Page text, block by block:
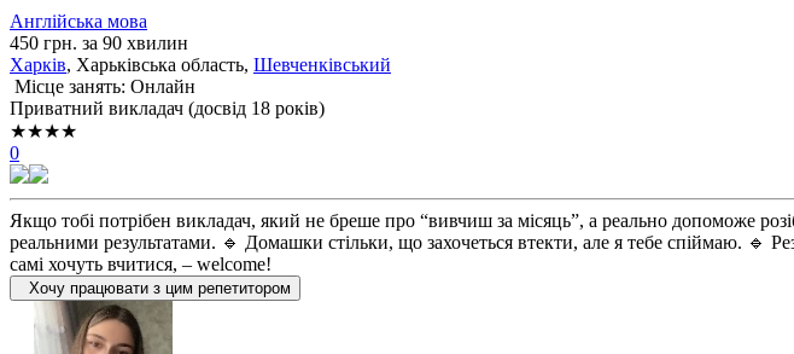
Англійська мова
450 грн. за 90 хвилин
Харків, Харьківська область, Шевченківський
Місце занять: Онлайн
Приватний викладач (досвід 18 років)
★★★★
0
Якщо тобі потрібен викладач, який не бреше про “вивчиш за місяць”, а реально допоможе
реальними результатами. 🔹 Домашки стільки, що захочеться втекти, але я тебе спіймаю. 🔹
самі хочуть вчитися, – welcome!
Хочу працювати з цим репетитором